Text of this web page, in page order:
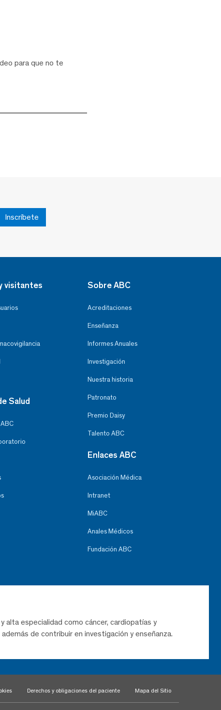
para que no te
Inscríbete
visitantes
Salud
Sobre ABC
Acreditaciones
Enseñanza
Informes Anuales
Investigación
Nuestra historia
Patronato
Premio Daisy
Talento ABC
Enlaces ABC
Asociación Médica
Intranet
MiABC
Anales Médicos
Fundación ABC
alta especialidad como cáncer, cardiopatías y
de contribuir en investigación y enseñanza.
Derechos y obligaciones del paciente Mapa del Sitio